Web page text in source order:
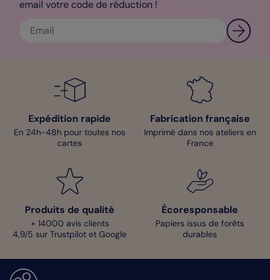
email votre code de réduction !
Expédition rapide
En 24h-48h pour toutes nos
cartes
Fabrication française
Imprimé dans nos ateliers en
France
Produits de qualité
+ 14000 avis clients
4,9/5 sur Trustpilot et Google
Écoresponsable
Papiers issus de forêts
durables